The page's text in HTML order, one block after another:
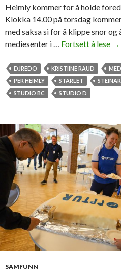
Heimly kommer for å holde
Klokka 14.00 på torsdag
med saksa si for å klippe snor
mediesenter i … Fortsett å lese F
i
r
y
t
t
m
e
d
i
s
e
n
→
DJREDO KRISTIINE RAUD
PER HEIMLY
STARLET
STUDIO BC
STUDIO D
SAMFUNN